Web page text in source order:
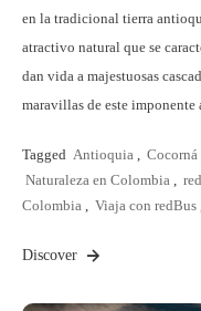
en la tradicional tierra
atractivo natural que se
dan vida a majestuosas
maravillas de este imponente
Tagged Antioquia , Cocorná
Naturaleza en Colombia ,
Colombia , Viaja con redBus
Discover